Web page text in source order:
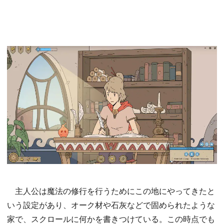
主人公は魔法の修行を行うためにこの地にやってきたと
いう設定があり、オーク材や石灰などで固められたような
家で、スクロールに何かを書きつけている。この時点でも